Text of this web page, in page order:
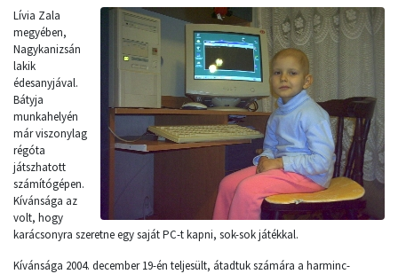
Lívia Zala
megyében,
Nagykanizsán
lakik
édesanyjával.
Bátyja
munkahelyén
már viszonylag
régóta
játszhatott
számítógépen.
Kívánsága az
volt, hogy
karácsonyra szeretne egy saját PC-t kapni, sok-sok játékkal.
Kívánsága 2004. december 19-én teljesült, átadtuk számára a harminc-